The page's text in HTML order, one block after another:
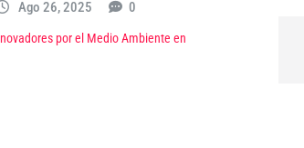
Ago 26, 2025 0
por el Medio Ambiente en